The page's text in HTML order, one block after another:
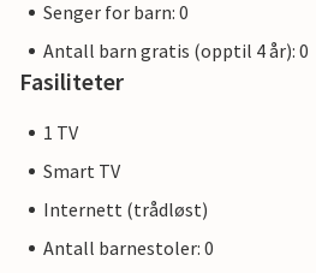
Senger for barn: 0
Antall barn gratis (opptil 4 år): 0
Fasiliteter
1 TV
Smart TV
Internett (trådløst)
Antall barnestoler: 0